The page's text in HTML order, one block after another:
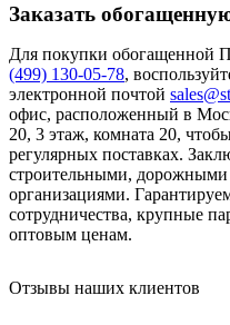
Заказать
Для покупки обогащенной
(499) 130-05-78,
электронной почтой
офис, расположенный в
20, 3 этаж, комната 20,
регулярных поставках.
строительными,
организациями.
сотрудничества, крупные
оптовым ценам.
Отзывы наших клиентов